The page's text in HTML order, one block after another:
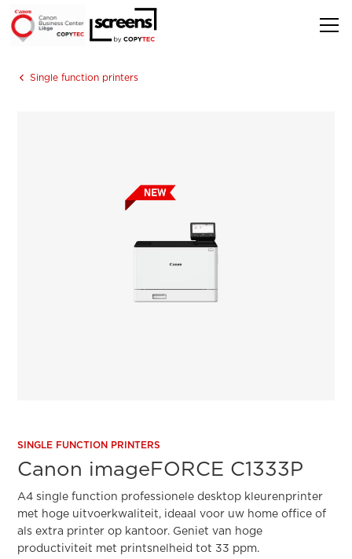
Single function printers
SINGLE FUNCTION PRINTERS
Canon imageFORCE C1333P
A4 single function professionele desktop kleurenprinter
met hoge uitvoerkwaliteit, ideaal voor uw home office of
als extra printer op kantoor. Geniet van hoge
productiviteit met printsnelheid tot 33 ppm.